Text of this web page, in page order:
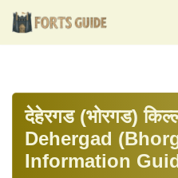
Skip
देहेरगड (भोरगड)
Dehergad
Information